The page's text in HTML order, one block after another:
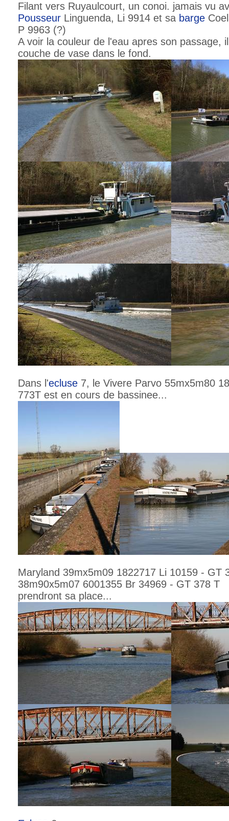
Filant vers Ruyaulcourt, un conoi. jamais vu
Pousseur Linguenda, Li 9914 et sa barge
P 9963 (?)
A voir la couleur de l'eau apres son passage,
couche de vase dans le fond.
Dans l'ecluse 7, le Vivere Parvo 55mx5m80
773T est en cours de bassinee...
Maryland 39mx5m09 1822717 Li 10159 - GT
38m90x5m07 6001355 Br 34969 - GT 378 T
prendront sa place...